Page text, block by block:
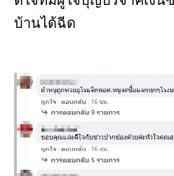
บ้านได้ฉีด